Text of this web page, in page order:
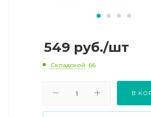
549 руб./шт
Складской: 66
В